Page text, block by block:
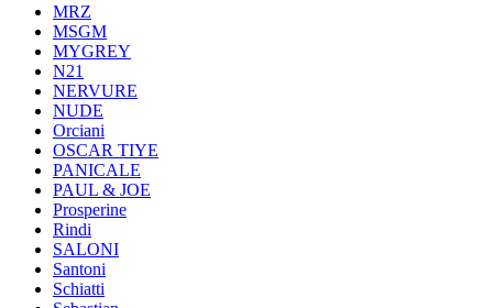
MRZ
MSGM
MYGREY
N21
NERVURE
NUDE
Orciani
OSCAR TIYE
PANICALE
PAUL & JOE
Prosperine
Rindi
SALONI
Santoni
Schiatti